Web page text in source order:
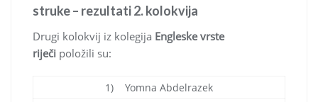
struke – rezultati 2. kolokvija
Drugi kolokvij iz kolegija Engleske vrste
riječi položili su:
1) Yomna Abdelrazek